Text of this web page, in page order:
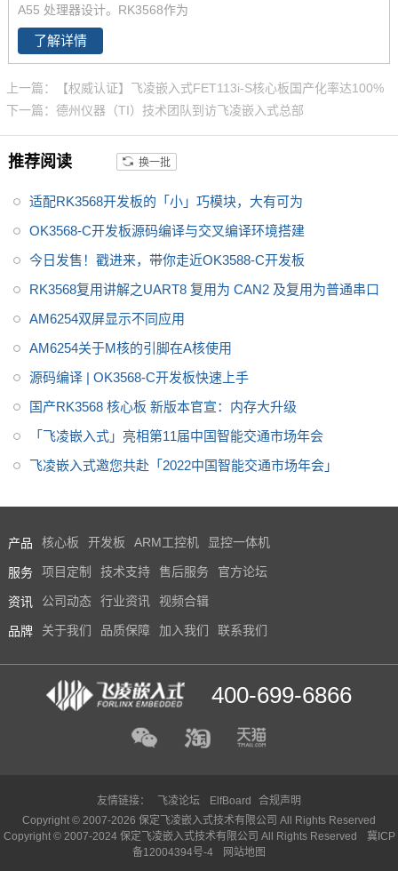
稳定出货
A55 处理器设计。RK3568作为
国产化高性能处理器，瑞芯微RK
3568芯片是一款定位中高端的通
一款定位中高端的通用型SoC，
NPU达到1Tops，飞凌RK3568系
格书_datasheet_数据手册_原理
了解详情
上一篇：【权威认证】飞凌嵌入式FET113i-S核心板国产化率达100%
下一篇：德州仪器（TI）技术团队到访飞凌嵌入式总部
推荐阅读 换一批
适配RK3568开发板的「小」巧模块，大有可为
OK3568-C开发板源码编译与交叉编译环境搭建
今日发售！戳进来，带你走近OK3588-C开发板
RK3568复用讲解之UART8 复用为 CAN2 及复用为普通串口
AM6254双屏显示不同应用
AM6254关于M核的引脚在A核使用
源码编译 | OK3568-C开发板快速上手
国产RK3568 核心板 新版本官宣：内存大升级
「飞凌嵌入式」亮相第11届中国智能交通市场年会
飞凌嵌入式邀您共赴「2022中国智能交通市场年会」
产品 核心板 开发板 ARM工控机 显控一体机
服务 项目定制 技术支持 售后服务 官方论坛
资讯 公司动态 行业资讯 视频合辑
品牌 关于我们 品质保障 加入我们 联系我们
400-699-6866
友情链接： 飞凌论坛 ElfBoard
合规声明
Copyright © 2007-2026 保定飞凌嵌入式技术有限公司 All Rights Reserved
Copyright © 2007-2024 保定飞凌嵌入式技术有限公司 All Rights Reserved
冀ICP
备12004394号-4
网站地图